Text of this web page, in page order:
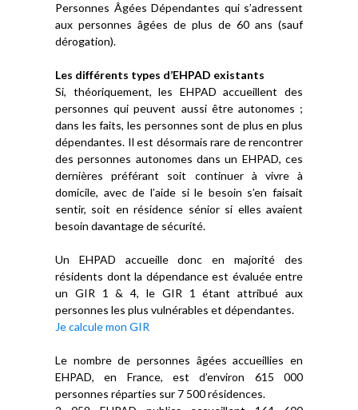
Personnes Âgées Dépendantes qui s’adressent
aux personnes âgées de plus de 60 ans (sauf
dérogation).
Les différents types d’EHPAD existants
Si, théoriquement, les EHPAD accueillent des
personnes qui peuvent aussi être autonomes ;
dans les faits, les personnes sont de plus en plus
dépendantes. Il est désormais rare de rencontrer
des personnes autonomes dans un EHPAD, ces
dernières préférant soit continuer à vivre à
domicile, avec de l’aide si le besoin s’en faisait
sentir, soit en résidence sénior si elles avaient
besoin davantage de sécurité.
Un EHPAD accueille donc en majorité des
résidents dont la dépendance est évaluée entre
un GIR 1 & 4, le GIR 1 étant attribué aux
personnes les plus vulnérables et dépendantes.
Je calcule mon GIR
Le nombre de personnes âgées accueillies en
EHPAD, en France, est d’environ 615 000
personnes réparties sur 7 500 résidences.